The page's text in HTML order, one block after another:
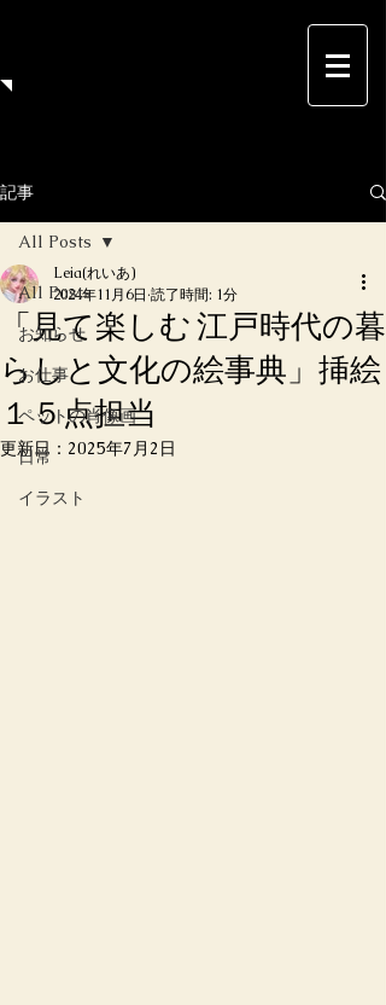
Leia（れいあ）のイラストサイト
当サイトは、イラストレーター Leia（れいあ）の作
記事
All Posts
お知らせ
お仕事
ペットの肖像画
日常
イラスト
All Posts
「見て楽しむ 江戸時代の暮
らしと文化の絵事典」挿絵
１５点担当
Leia(れいあ)
2024年11月6日 読了時間: 1分
更新日： 2025年7月2日